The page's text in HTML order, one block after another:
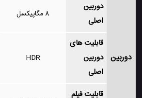
دوربین
دوربین
اصلی
8 مگاپیکسل
قابلیت های
دوربین
اصلی
HDR
قابلیت فیلم